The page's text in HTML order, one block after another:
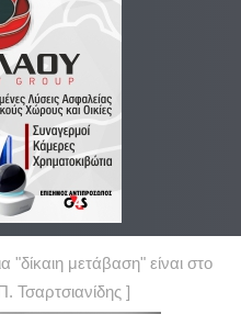
"δίκαιη μετάβαση" είναι στο
Τσαρτσιανίδης ]